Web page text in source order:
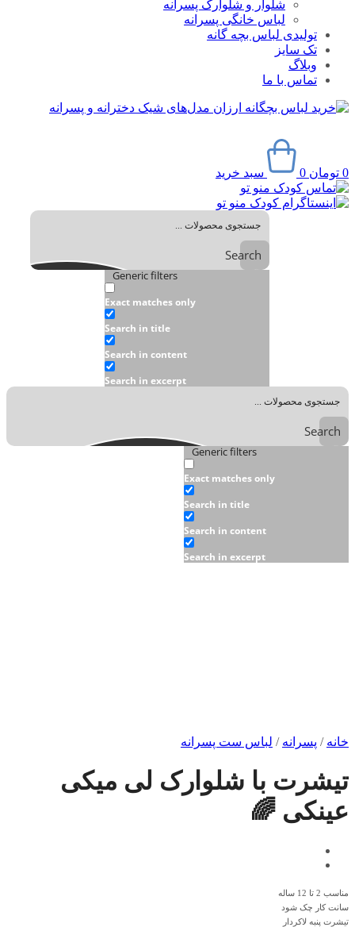
شلوار و شلوارک پسرانه
لباس خانگی پسرانه
تولیدی لباس بچه گانه
تک سایز
وبلاگ
تماس با ما
0 تومان 0 سبد خرید
Search
Generic filters
Exact matches only
Search in title
Search in content
Search in excerpt
Search
Generic filters
Exact matches only
Search in title
Search in content
Search in excerpt
خانه / پسرانه / لباس ست پسرانه
تیشرت با شلوارک لی میکی
عینکی 🌈
مناسب 2 تا 12 ساله
سانت کار چک شود
تیشرت پنبه لاکردار